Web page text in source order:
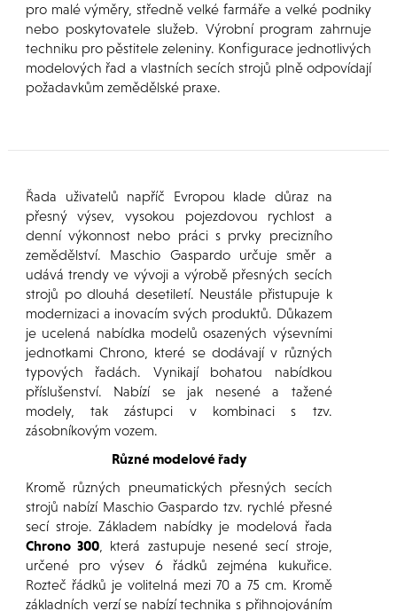
pro malé výměry, středně velké farmáře a velké podniky
nebo poskytovatele služeb. Výrobní program zahrnuje
techniku pro pěstitele zeleniny. Konfigurace jednotlivých
modelových řad a vlastních secích strojů plně odpovídají
požadavkům zemědělské praxe.
Řada uživatelů napříč Evropou klade důraz na
přesný výsev, vysokou pojezdovou rychlost a
denní výkonnost nebo práci s prvky precizního
zemědělství. Maschio Gaspardo určuje směr a
udává trendy ve vývoji a výrobě přesných secích
strojů po dlouhá desetiletí. Neustále přistupuje k
modernizaci a inovacím svých produktů. Důkazem
je ucelená nabídka modelů osazených výsevními
jednotkami Chrono, které se dodávají v různých
typových řadách. Vynikají bohatou nabídkou
příslušenství. Nabízí se jak nesené a tažené
modely, tak zástupci v kombinaci s tzv.
zásobníkovým vozem.
Různé modelové řady
Kromě různých pneumatických přesných secích
strojů nabízí Maschio Gaspardo tzv. rychlé přesné
secí stroje. Základem nabídky je modelová řada
Chrono 300 , která zastupuje nesené secí stroje,
určené pro výsev 6 řádků zejména kukuřice.
Rozteč řádků je volitelná mezi 70 a 75 cm. Kromě
základních verzí se nabízí technika s přihnojováním